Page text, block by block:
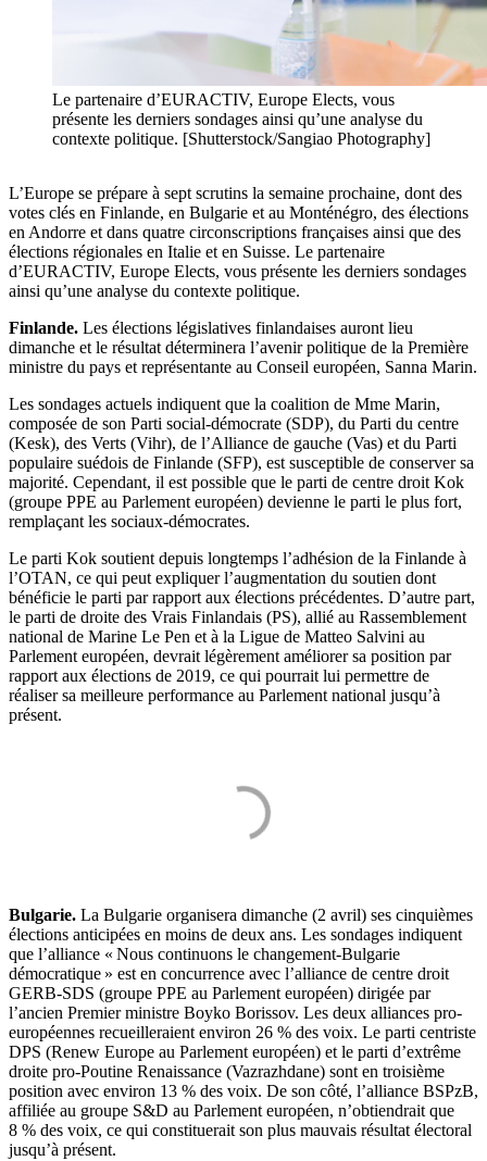
Le partenaire d’EURACTIV, Europe Elects, vous
présente les derniers sondages ainsi qu’une analyse du
contexte politique. [Shutterstock/Sangiao Photography]
L’Europe se prépare à sept scrutins la semaine prochaine, dont des
votes clés en Finlande, en Bulgarie et au Monténégro, des élections
en Andorre et dans quatre circonscriptions françaises ainsi que des
élections régionales en Italie et en Suisse. Le partenaire
d’EURACTIV, Europe Elects, vous présente les derniers sondages
ainsi qu’une analyse du contexte politique.
Finlande. Les élections législatives finlandaises auront lieu
dimanche et le résultat déterminera l’avenir politique de la Première
ministre du pays et représentante au Conseil européen, Sanna Marin.
Les sondages actuels indiquent que la coalition de Mme Marin,
composée de son Parti social-démocrate (SDP), du Parti du centre
(Kesk), des Verts (Vihr), de l’Alliance de gauche (Vas) et du Parti
populaire suédois de Finlande (SFP), est susceptible de conserver sa
majorité. Cependant, il est possible que le parti de centre droit Kok
(groupe PPE au Parlement européen) devienne le parti le plus fort,
remplaçant les sociaux-démocrates.
Le parti Kok soutient depuis longtemps l’adhésion de la Finlande à
l’OTAN, ce qui peut expliquer l’augmentation du soutien dont
bénéficie le parti par rapport aux élections précédentes. D’autre part,
le parti de droite des Vrais Finlandais (PS), allié au Rassemblement
national de Marine Le Pen et à la Ligue de Matteo Salvini au
Parlement européen, devrait légèrement améliorer sa position par
rapport aux élections de 2019, ce qui pourrait lui permettre de
réaliser sa meilleure performance au Parlement national jusqu’à
présent.
Bulgarie. La Bulgarie organisera dimanche (2 avril) ses cinquièmes
élections anticipées en moins de deux ans. Les sondages indiquent
que l’alliance « Nous continuons le changement-Bulgarie
démocratique » est en concurrence avec l’alliance de centre droit
GERB-SDS (groupe PPE au Parlement européen) dirigée par
l’ancien Premier ministre Boyko Borissov. Les deux alliances pro-
européennes recueilleraient environ 26 % des voix. Le parti centriste
DPS (Renew Europe au Parlement européen) et le parti d’extrême
droite pro-Poutine Renaissance (Vazrazhdane) sont en troisième
position avec environ 13 % des voix. De son côté, l’alliance BSPzB,
affiliée au groupe S&D au Parlement européen, n’obtiendrait que
8 % des voix, ce qui constituerait son plus mauvais résultat électoral
jusqu’à présent.